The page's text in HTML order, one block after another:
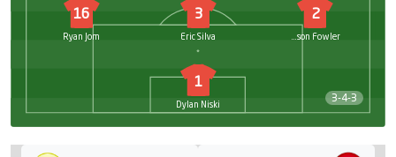
3-4-3
2
Jackson Fowler
3
Eric Silva
16
Ryan Jom
1
Dylan Niski